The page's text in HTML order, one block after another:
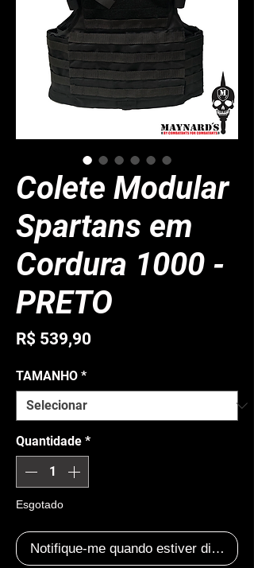
Colete Modular
Spartans em
Cordura 1000 -
PRETO
R$ 539,90
TAMANHO *
Quantidade *
Esgotado
Notifique-me quando estiver disponível